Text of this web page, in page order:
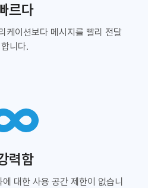
르다
케이션보다 메시지를 빨리 전달
합니다.
력함
대한 사용 공간 제한이 없습니